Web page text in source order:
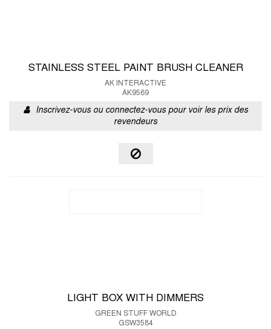
STAINLESS STEEL PAINT BRUSH CLEANER
AK INTERACTIVE
AK9569
Inscrivez-vous ou connectez-vous pour voir les prix des
revendeurs
LIGHT BOX WITH DIMMERS
GREEN STUFF WORLD
GSW3584